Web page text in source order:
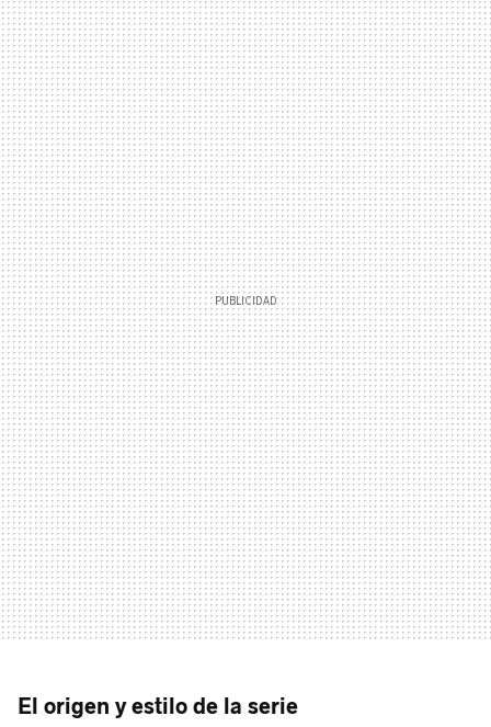
El origen y estilo de la serie